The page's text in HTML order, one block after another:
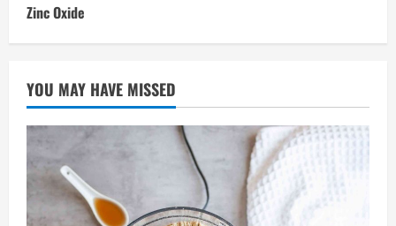
Zinc Oxide
YOU MAY HAVE MISSED